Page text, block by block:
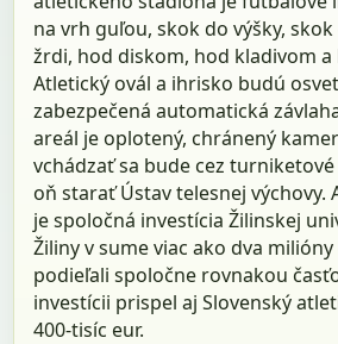
na vrh guľou, skok do výšky,
žrdi, hod diskom, hod kladivom
Atletický ovál a ihrisko budú
zabezpečená automatická
areál je oplotený, chránený
vchádzať sa bude cez
oň starať Ústav telesnej výchovy.
je spoločná investícia Žilinskej
Žiliny v sume viac ako dva
podieľali spoločne rovnakou
investícii prispel aj Slovenský
400-tisíc eur.